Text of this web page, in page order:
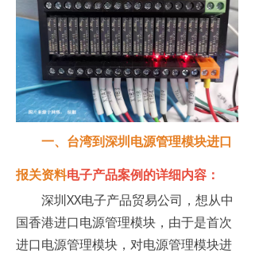
一、台湾到深圳电源管理模块进口
报关资料电子产品案例的详细内容：
深圳XX电子产品贸易公司，想从中
国香港进口电源管理模块，由于是首次
进口电源管理模块，对电源管理模块进